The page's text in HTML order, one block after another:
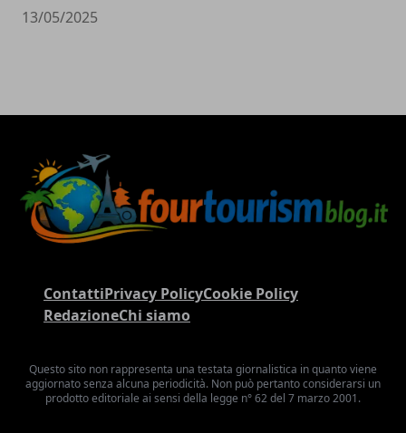
13/05/2025
ContattiPrivacy PolicyCookie Policy
RedazioneChi siamo
Questo sito non rappresenta una testata giornalistica in quanto viene
aggiornato senza alcuna periodicità. Non può pertanto considerarsi un
prodotto editoriale ai sensi della legge n° 62 del 7 marzo 2001.